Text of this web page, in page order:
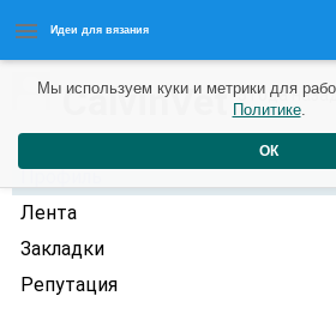
Идеи для вязания
CalvinVet3 года
Профиль
Лента
Закладки
Репутация
Мы используем куки и метрики для
Политике.
ОК